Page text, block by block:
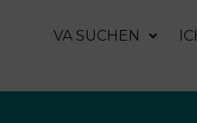
VA SUCHEN